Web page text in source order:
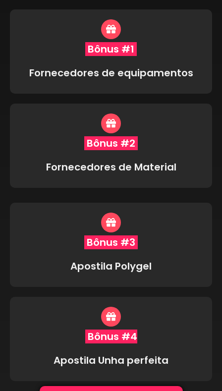
Bônus #1
Fornecedores de equipamentos
Bônus #2
Fornecedores de Material
Bônus #3
Apostila Polygel
Bônus #4
Apostila Unha perfeita